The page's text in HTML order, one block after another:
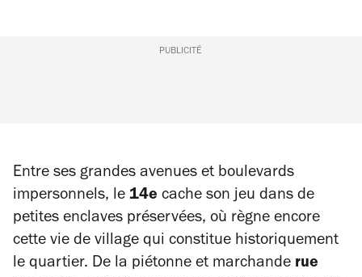
PUBLICITÉ
Entre ses grandes avenues et boulevards
impersonnels, le 14e cache son jeu dans de
petites enclaves préservées, où règne encore
cette vie de village qui constitue historiquement
le quartier. De la piétonne et marchande rue